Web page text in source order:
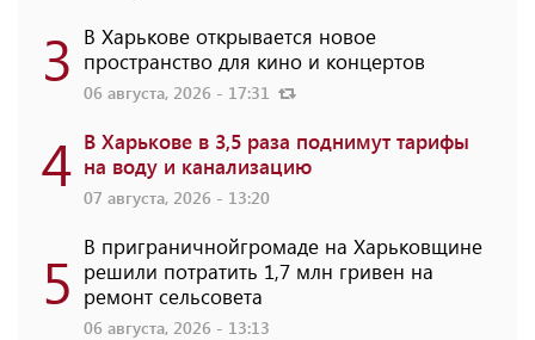
3 В Харькове открывается новое
пространство для кино и концертов
06 августа, 2026 - 17:31
4 В Харькове в 3,5 раза поднимут тарифы
на воду и канализацию
07 августа, 2026 - 13:20
5 В приграничнойгромаде на Харьковщине
решили потратить 1,7 млн ​​гривен на
ремонт сельсовета
06 августа, 2026 - 13:13